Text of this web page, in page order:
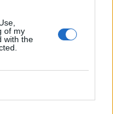
of my
with the
napon belüli